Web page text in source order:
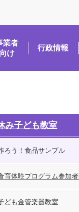
業者
向け
行政情報
み子ども教室
ろう！食品サンプル
育体験プログラム参加
ども金管楽器教室